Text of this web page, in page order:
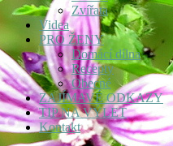
Zvířata
Videa
PRO ŽENY
Domácí dílna
Recepty
Obecné
ZAJÍMAVÉ ODKAZY
TIP NA VÝLET
Kontakt